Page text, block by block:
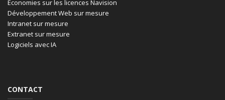
Économies sur les licences Navision
Développement Web sur mesure
Intranet sur mesure
Extranet sur mesure
Logiciels avec IA
CONTACT